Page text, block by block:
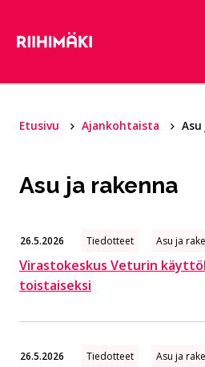
Etusivu Ajankohtaista
Asu ja rakenna
26.5.2026 Tiedotteet Asu ja
Virastokeskus Veturin
toistaiseksi
26.5.2026 Tiedotteet Asu ja